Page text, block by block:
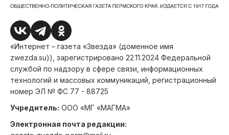
«Интернет – газета «Звезда» (доменное имя
zwezda.su)), зарегистрировано 22.11.2024 Федеральной
службой по надзору в сфере связи, информационных
технологий и массовых коммуникаций, регистрационный
номер ЭЛ № ФС 77 - 88725
Учредитель: ООО «МГ «МАГМА»
Электронная почта редакции: